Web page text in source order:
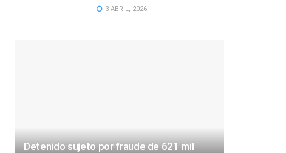
3 ABRIL, 2026
Detenido sujeto por fraude de 621 mil